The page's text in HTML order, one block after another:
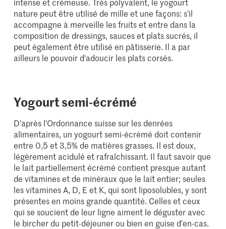
nature peut être utilisé de mille et une façons: s’il
accompagne à merveille les fruits et entre dans la
composition de dressings, sauces et plats sucrés, il
peut également être utilisé en pâtisserie. Il a par
ailleurs le pouvoir d'adoucir les plats corsés.
Yogourt semi-écrémé
D'après l'Ordonnance suisse sur les denrées
alimentaires, un yogourt semi-écrémé doit contenir
entre 0,5 et 3,5% de matières grasses. Il est doux,
légèrement acidulé et rafraîchissant. Il faut savoir que
le lait partiellement écrémé contient presque autant
de vitamines et de minéraux que le lait entier; seules
les vitamines A, D, E et K, qui sont liposolubles, y sont
présentes en moins grande quantité. Celles et ceux
qui se soucient de leur ligne aiment le déguster avec
le bircher du petit-déjeuner ou bien en guise d'en-cas.